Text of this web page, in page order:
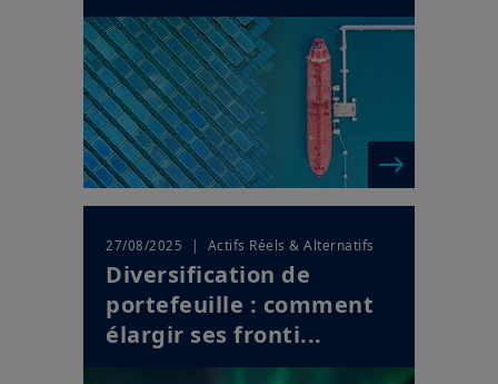
27/08/2025 | Actifs Réels & Alternatifs
Diversification de
portefeuille : comment
élargir ses fronti...